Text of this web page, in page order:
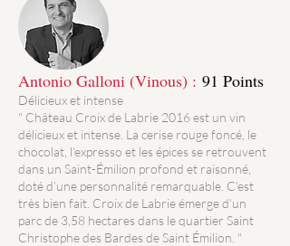
Antonio Galloni (Vinous) : 91 Points
Délicieux et intense
" Château Croix de Labrie 2016 est un vin
délicieux et intense. La cerise rouge foncé, le
chocolat, l’expresso et les épices se retrouvent
dans un Saint-Émilion profond et raisonné,
doté d’une personnalité remarquable. C’est
très bien fait. Croix de Labrie émerge d’un
parc de 3,58 hectares dans le quartier Saint
Christophe des Bardes de Saint Émilion. "